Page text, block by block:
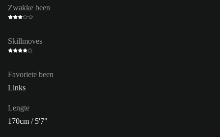
Zwakke been
Skillmoves
Favoriete been
Links
Lengte
170cm / 5'7"